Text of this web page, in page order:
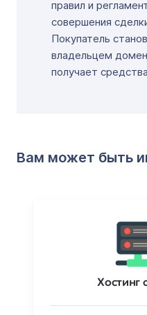
правил и
совершения
Покупатель
владельцем
получает
Вам может быть
Хостинг